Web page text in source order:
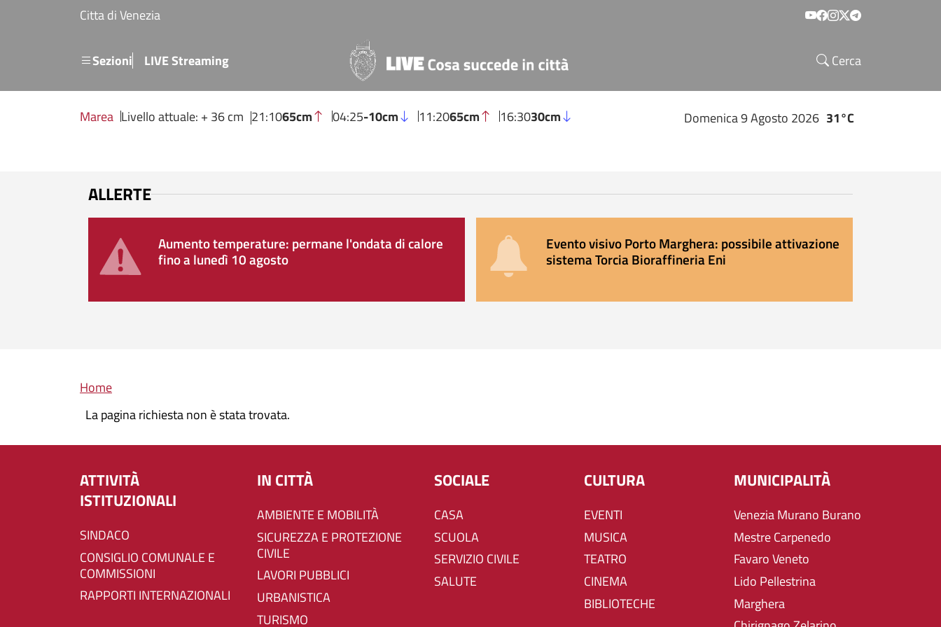
Salta al contenuto principale
Citta di Venezia Social menu
SezioniMenu secondario
LIVE Streaming Cerca
Marea Livello attuale: + 36 cm 21:1065cm 04:25-10cm 11:2065cm 16:3030cm Domenica 9 Agosto 2026 31°C
ALLERTE
Aumento temperature: permane l'ondata di calore
fino a lunedì 10 agosto
Evento visivo Porto Marghera: possibile attivazione
sistema Torcia Bioraffineria Eni
Briciole di pane
Home
La pagina richiesta non è stata trovata.
ATTIVITÀ
ISTITUZIONALI
SINDACO
CONSIGLIO COMUNALE E
COMMISSIONI
RAPPORTI INTERNAZIONALI
IN CITTÀ
AMBIENTE E MOBILITÀ
SICUREZZA E PROTEZIONE
CIVILE
LAVORI PUBBLICI
URBANISTICA
TURISMO
SOCIALE
CASA
SCUOLA
SERVIZIO CIVILE
SALUTE
CULTURA
EVENTI
MUSICA
TEATRO
CINEMA
BIBLIOTECHE
MUNICIPALITÀ
Venezia Murano Burano
Mestre Carpenedo
Favaro Veneto
Lido Pellestrina
Marghera